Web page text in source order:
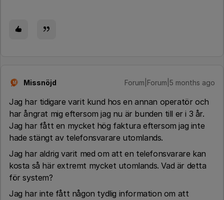
M Missnöjd Forum|Forum|5 months ago
Jag har tidigare varit kund hos en annan operatör och
har ångrat mig eftersom jag nu är bunden till er i 3 år.
Jag har fått en mycket hög faktura eftersom jag inte
hade stängt av telefonsvarare utomlands.
Jag har aldrig varit med om att en telefonsvarare kan
kosta så här extremt mycket utomlands. Vad är detta
för system?
Jag har inte fått någon tydlig information om att